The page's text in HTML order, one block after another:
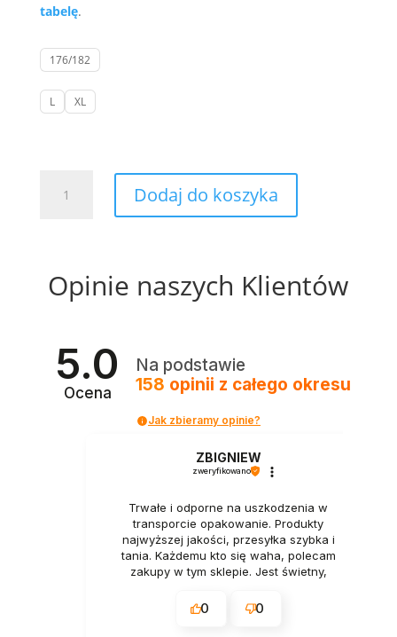
tabelę.
176/182
L XL
Biała
liście
Dodaj do koszyka
Opinie naszych Klientów
5.0
Ocena
Na podstawie
158 opinii z całego okresu
Jak zbieramy opinie?
ZBIGNIEW
zweryfikowano
Trwałe i odporne na uszkodzenia w
transporcie opakowanie. Produkty
najwyższej jakości, przesyłka szybka i
tania. Każdemu kto się waha, polecam
zakupy w tym sklepie. Jest świetny,
0 0